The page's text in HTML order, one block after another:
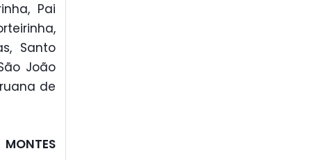
Pai
Santo
João
de
MONTES